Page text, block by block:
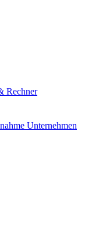
Rechner
Unternehmen